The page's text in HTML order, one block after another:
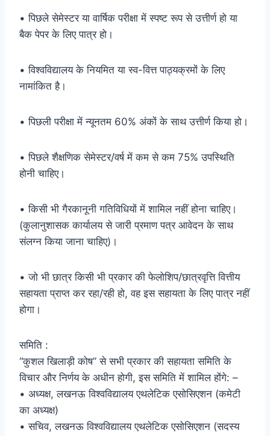
• पिछले सेमेस्टर या वार्षिक परीक्षा में स्पष्ट रूप से उत्तीर्ण हो या
बैक पेपर के लिए पात्र हो।
• विश्वविद्यालय के नियमित या स्व-वित्त पाठ्यक्रमों के लिए
नामांकित है।
• पिछली परीक्षा में न्यूनतम 60% अंकों के साथ उत्तीर्ण किया हो।
• पिछले शैक्षणिक सेमेस्टर/वर्ष में कम से कम 75% उपस्थिति
होनी चाहिए।
• किसी भी गैरकानूनी गतिविधियों में शामिल नहीं होना चाहिए।
(कुलानुशासक कार्यालय से जारी प्रमाण पत्र आवेदन के साथ
संलग्न किया जाना चाहिए)।
• जो भी छात्र किसी भी प्रकार की फेलोशिप/छात्रवृत्ति वित्तीय
सहायता प्राप्त कर रहा/रही हो, वह इस सहायता के लिए पात्र नहीं
होगा।
समिति :
“कुशल खिलाड़ी कोष” से सभी प्रकार की सहायता समिति के
विचार और निर्णय के अधीन होगी, इस समिति में शामिल होंगे: –
• अध्यक्ष, लखनऊ विश्वविद्यालय एथलेटिक एसोसिएशन (कमेटी
का अध्यक्ष)
• सचिव, लखनऊ विश्वविद्यालय एथलेटिक एसोसिएशन (सदस्य